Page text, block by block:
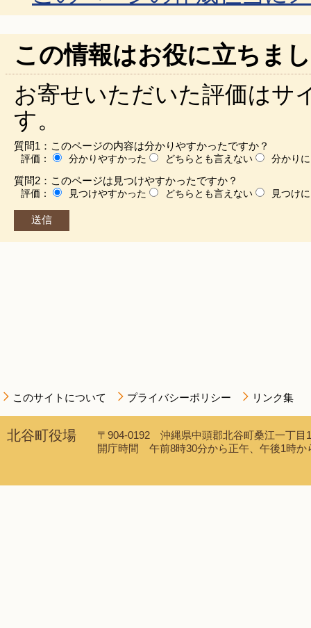
この情報はお役に立ちま
お寄せいただいた評価はサ
す。
質問1：このページの内容は分かりやすかったですか？
評価： 分かりやすかった どちらとも言えない 分かり
質問2：このページは見つけやすかったですか？
評価： 見つけやすかった どちらとも言えない 見つけ
このサイトについて プライバシーポリシー リンク集
北谷町役場
〒904-0192 沖縄県中頭郡北谷町桑江一丁
開庁時間 午前8時30分から正午、午後1時か